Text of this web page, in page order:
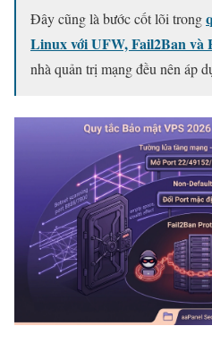
Đây cũng là bước cốt lõi trong
Linux với UFW, Fail2Ban và
nhà quản trị mạng đều nên áp